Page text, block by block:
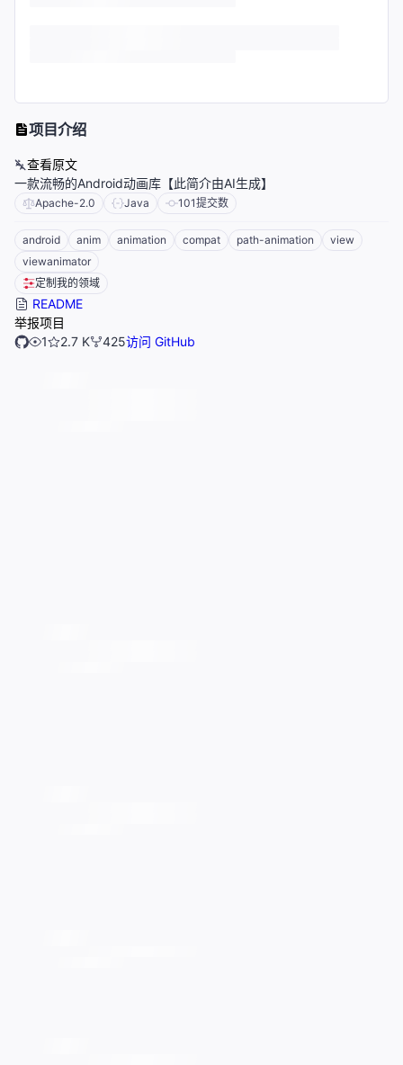
项目介绍
查看原文
一款流畅的Android动画库【此简介由AI生成】
Apache-2.0 Java 101提交数
android anim animation compat path-animation
view
viewanimator
定制我的领域
README
举报项目
1
2.7 K 425访问 GitHub